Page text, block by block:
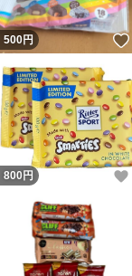
500円
800 円